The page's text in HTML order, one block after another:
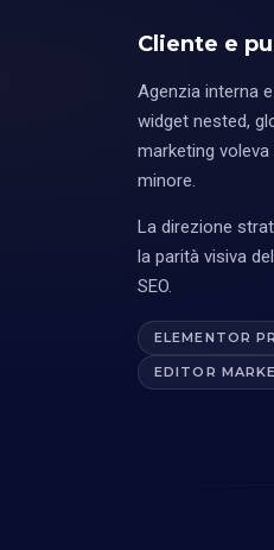
Cliente e
Agenzia interna
widget nested,
marketing
minore.
La direzione
la parità visiva
SEO.
ELEMENTOR
EDITOR